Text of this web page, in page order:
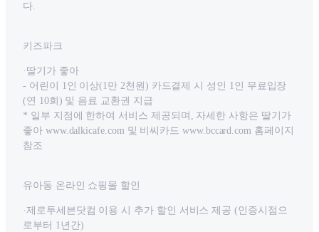
다.
키즈파크
·딸기가 좋아
- 어린이 1인 이상(1만 2천원) 카드결제 시 성인 1인 무료입장
(연 10회) 및 음료 교환권 지급
* 일부 지점에 한하여 서비스 제공되며, 자세한 사항은 딸기가
좋아 www.dalkicafe.com 및 비씨카드 www.bccard.com 홈페이지
참조
유아동 온라인 쇼핑몰 할인
·제로투세븐닷컴 이용 시 추가 할인 서비스 제공 (인증시점으
로부터 1년간)